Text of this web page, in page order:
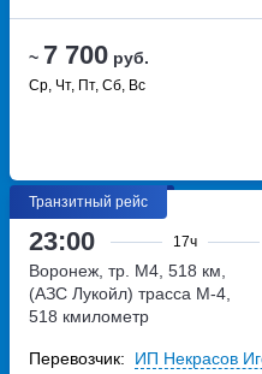
~ 7 700 руб.
Ср, Чт, Пт, Сб, Вс
Транзитный рейс
23:00 17ч
Воронеж, тр. М4, 518 км,
(АЗС Лукойл) трасса М-4,
518 кмилометр
Перевозчик: ИП Некрасов